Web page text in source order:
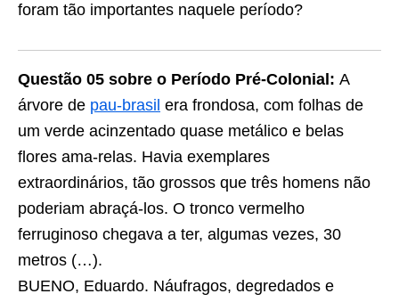
foram tão importantes naquele período?
Questão 05 sobre o Período Pré-Colonial: A
árvore de pau-brasil era frondosa, com folhas de
um verde acinzentado quase metálico e belas
flores ama-relas. Havia exemplares
extraordinários, tão grossos que três homens não
poderiam abraçá-los. O tronco vermelho
ferruginoso chegava a ter, algumas vezes, 30
metros (…).
BUENO, Eduardo. Náufragos, degredados e